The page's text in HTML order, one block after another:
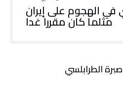
الهجوم على إيران
مثلما كان مقررا غدا
صبرة الطرابلسي